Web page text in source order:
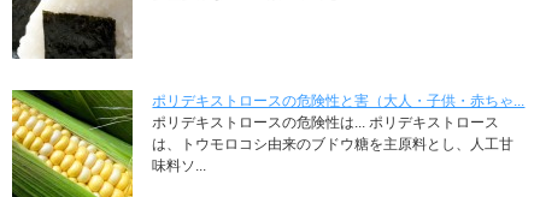
ポリデキストロースの危険性と害（大人・子供・赤ちゃ...
ポリデキストロースの危険性は... ポリデキストロース
は、トウモロコシ由来のブドウ糖を主原料とし、人工甘
味料ソ...